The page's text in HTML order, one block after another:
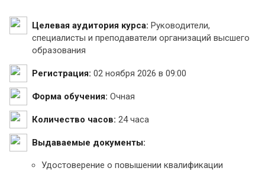
Целевая аудитория курса: Руководители,
специалисты и преподаватели организаций высшего
образования
Регистрация: 02 ноября 2026 в 09:00
Форма обучения: Очная
Количество часов: 24 часа
Выдаваемые документы:
Удостоверение о повышении квалификации